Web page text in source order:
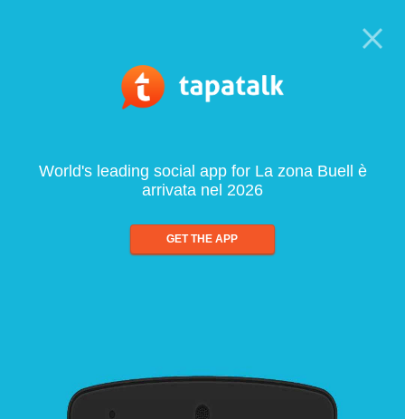
World's leading social app for La zona Buell è
arrivata nel 2026
GET THE APP